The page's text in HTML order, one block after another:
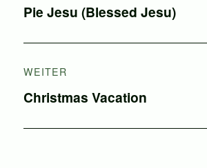
Vorheriger
Pie Jesu (Blessed Jesu)
WEITER
Nächster
Christmas Vacation